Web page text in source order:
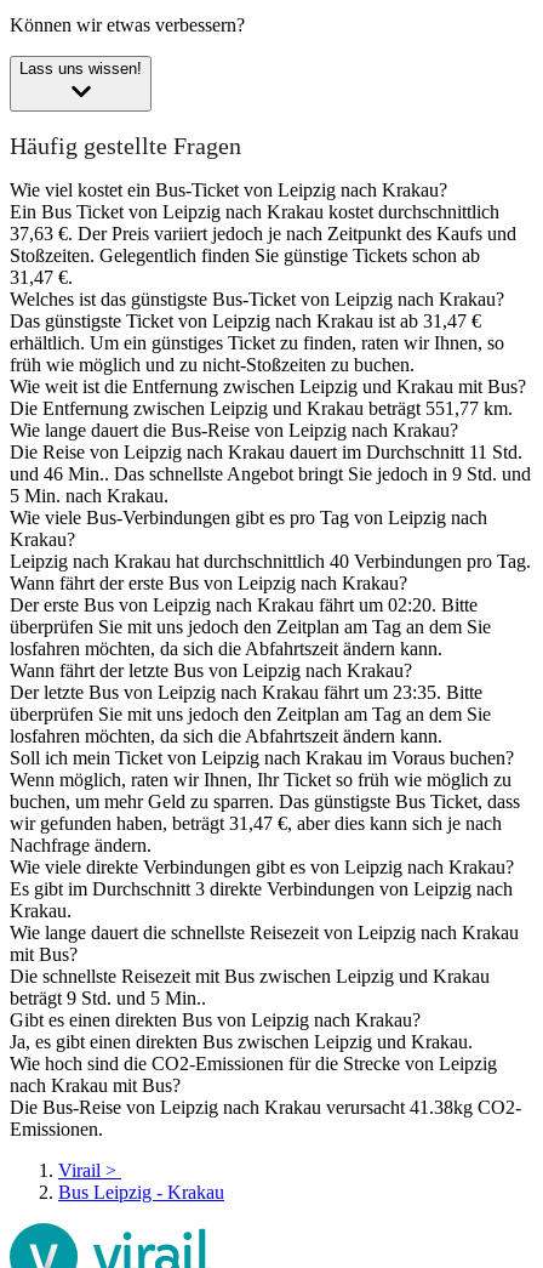
Können wir etwas verbessern?
Lass uns wissen!
Häufig gestellte Fragen
Wie viel kostet ein Bus-Ticket von Leipzig nach Krakau?
Ein Bus Ticket von Leipzig nach Krakau kostet durchschnittlich
37,63 €. Der Preis variiert jedoch je nach Zeitpunkt des Kaufs und
Stoßzeiten. Gelegentlich finden Sie günstige Tickets schon ab
31,47 €.
Welches ist das günstigste Bus-Ticket von Leipzig nach Krakau?
Das günstigste Ticket von Leipzig nach Krakau ist ab 31,47 €
erhältlich. Um ein günstiges Ticket zu finden, raten wir Ihnen, so
früh wie möglich und zu nicht-Stoßzeiten zu buchen.
Wie weit ist die Entfernung zwischen Leipzig und Krakau mit Bus?
Die Entfernung zwischen Leipzig und Krakau beträgt 551,77 km.
Wie lange dauert die Bus-Reise von Leipzig nach Krakau?
Die Reise von Leipzig nach Krakau dauert im Durchschnitt 11 Std.
und 46 Min.. Das schnellste Angebot bringt Sie jedoch in 9 Std. und
5 Min. nach Krakau.
Wie viele Bus-Verbindungen gibt es pro Tag von Leipzig nach
Krakau?
Leipzig nach Krakau hat durchschnittlich 40 Verbindungen pro Tag.
Wann fährt der erste Bus von Leipzig nach Krakau?
Der erste Bus von Leipzig nach Krakau fährt um 02:20. Bitte
überprüfen Sie mit uns jedoch den Zeitplan am Tag an dem Sie
losfahren möchten, da sich die Abfahrtszeit ändern kann.
Wann fährt der letzte Bus von Leipzig nach Krakau?
Der letzte Bus von Leipzig nach Krakau fährt um 23:35. Bitte
überprüfen Sie mit uns jedoch den Zeitplan am Tag an dem Sie
losfahren möchten, da sich die Abfahrtszeit ändern kann.
Soll ich mein Ticket von Leipzig nach Krakau im Voraus buchen?
Wenn möglich, raten wir Ihnen, Ihr Ticket so früh wie möglich zu
buchen, um mehr Geld zu sparren. Das günstigste Bus Ticket, dass
wir gefunden haben, beträgt 31,47 €, aber dies kann sich je nach
Nachfrage ändern.
Wie viele direkte Verbindungen gibt es von Leipzig nach Krakau?
Es gibt im Durchschnitt 3 direkte Verbindungen von Leipzig nach
Krakau.
Wie lange dauert die schnellste Reisezeit von Leipzig nach Krakau
mit Bus?
Die schnellste Reisezeit mit Bus zwischen Leipzig und Krakau
beträgt 9 Std. und 5 Min..
Gibt es einen direkten Bus von Leipzig nach Krakau?
Ja, es gibt einen direkten Bus zwischen Leipzig und Krakau.
Wie hoch sind die CO2-Emissionen für die Strecke von Leipzig
nach Krakau mit Bus?
Die Bus-Reise von Leipzig nach Krakau verursacht 41.38kg CO2-
Emissionen.
Virail >
Bus Leipzig - Krakau